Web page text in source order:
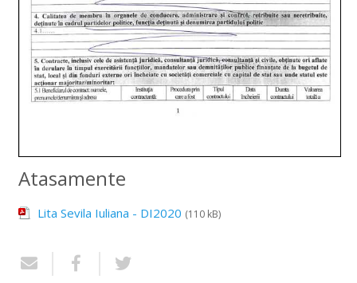
Atasamente
Lita Sevila Iuliana - DI2020 (110 kB)